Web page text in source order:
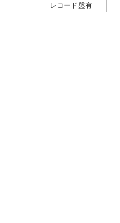
レコード盤有